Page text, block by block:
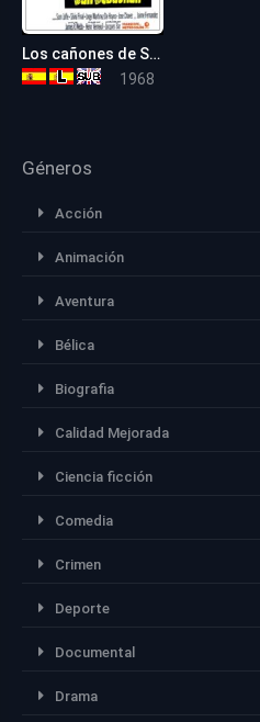
Los cañones de San Sebastián
1968
Géneros
Acción
Animación
Aventura
Bélica
Biografia
Calidad Mejorada
Ciencia ficción
Comedia
Crimen
Deporte
Documental
Drama